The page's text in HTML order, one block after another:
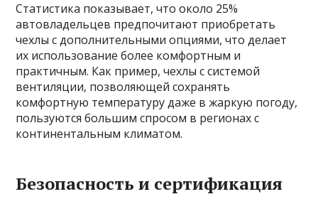
Статистика показывает, что около 25%
автовладельцев предпочитают приобретать
чехлы с дополнительными опциями, что делает
их использование более комфортным и
практичным. Как пример, чехлы с системой
вентиляции, позволяющей сохранять
комфортную температуру даже в жаркую погоду,
пользуются большим спросом в регионах с
континентальным климатом.
Безопасность и сертификация